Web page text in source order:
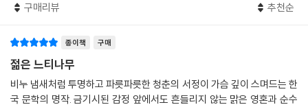
구매리뷰 추천순
종이책 구매
젊은 느티나무
비누 냄새처럼 투명하고 파릇파릇한 청춘의 서정이 가슴 깊이 스며드는 한
국 문학의 명작. 금기시된 감정 앞에서도 흔들리지 않는 맑은 영혼과 순수